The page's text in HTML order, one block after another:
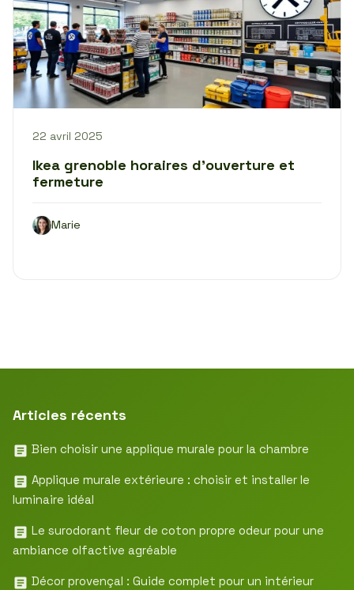
22 avril 2025
Ikea grenoble horaires d’ouverture et
fermeture
Marie
Articles récents
Bien choisir une applique murale pour la chambre
Applique murale extérieure : choisir et installer le
luminaire idéal
Le surodorant fleur de coton propre odeur pour une
ambiance olfactive agréable
Décor provençal : Guide complet pour un intérieur